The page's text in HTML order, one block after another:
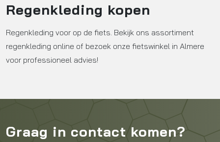
Regenkleding kopen
Regenkleding voor op de fiets. Bekijk ons assortiment
regenkleding online of bezoek onze fietswinkel in Almere
voor professioneel advies!
Graag in contact komen?